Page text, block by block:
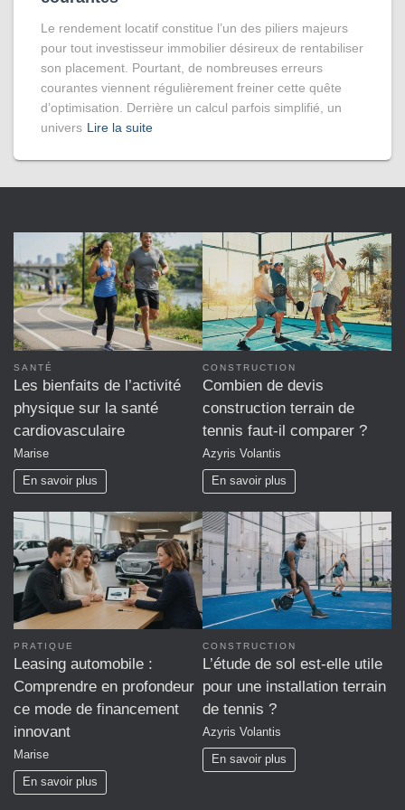
Le rendement locatif constitue l’un des piliers majeurs
pour tout investisseur immobilier désireux de rentabiliser
son placement. Pourtant, de nombreuses erreurs
courantes viennent régulièrement freiner cette quête
d’optimisation. Derrière un calcul parfois simplifié, un
univers Lire la suite
SANTÉ
Les bienfaits de l’activité
physique sur la santé
cardiovasculaire
Marise
En savoir plus
CONSTRUCTION
Combien de devis
construction terrain de
tennis faut-il comparer ?
Azyris Volantis
En savoir plus
PRATIQUE
Leasing automobile :
Comprendre en profondeur
ce mode de financement
innovant
Marise
En savoir plus
CONSTRUCTION
L’étude de sol est-elle utile
pour une installation terrain
de tennis ?
Azyris Volantis
En savoir plus